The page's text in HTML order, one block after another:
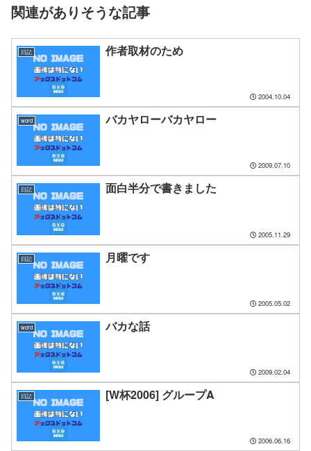
関連がありそうな記事
日記 作者取材のため
2004.10.04
word バカヤローバカヤロー
2009.07.10
日記 面白半分で書きました
2005.11.29
日記 月曜です
2005.05.02
word バカな話
2009.02.04
日記 [W杯2006] グループA
2006.06.16